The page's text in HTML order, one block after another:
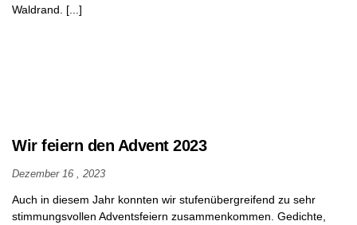
Waldrand. [...]
Wir feiern den Advent 2023
Dezember 16 , 2023
Auch in diesem Jahr konnten wir stufenübergreifend zu sehr
stimmungsvollen Adventsfeiern zusammenkommen. Gedichte,